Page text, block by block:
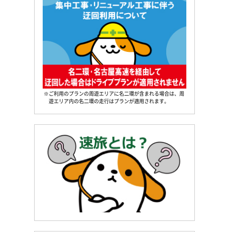
※ご利用のプランの周遊エリアに名二環が含まれる場合は、周
遊エリア内の名二環の走行はプランが適用されます。